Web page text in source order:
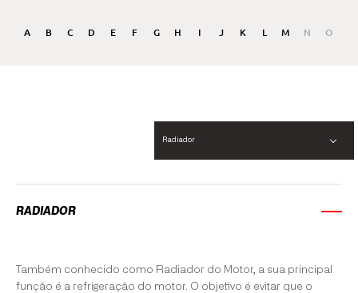
A B C D E F G H I J K L M N O
Radiador
RADIADOR
Também conhecido como Radiador do Motor, a sua principal
função é a refrigeração do motor. O objetivo é evitar que o